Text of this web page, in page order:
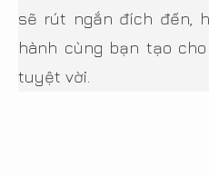
sẽ rút ngắn đích đến,
hành cùng bạn tạo
tuyệt vời.